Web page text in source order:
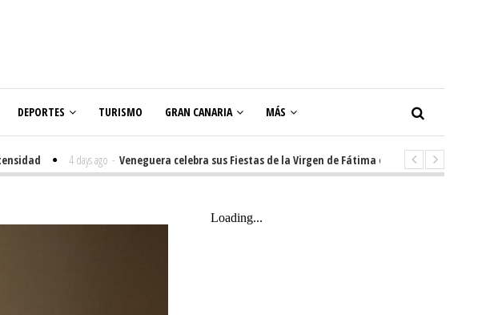
DEPORTES TURISMO GRAN CANARIA MÁS
4 days ago - Veneguera celebra sus Fiestas de la Virgen de Fátima con diez días de tradición,